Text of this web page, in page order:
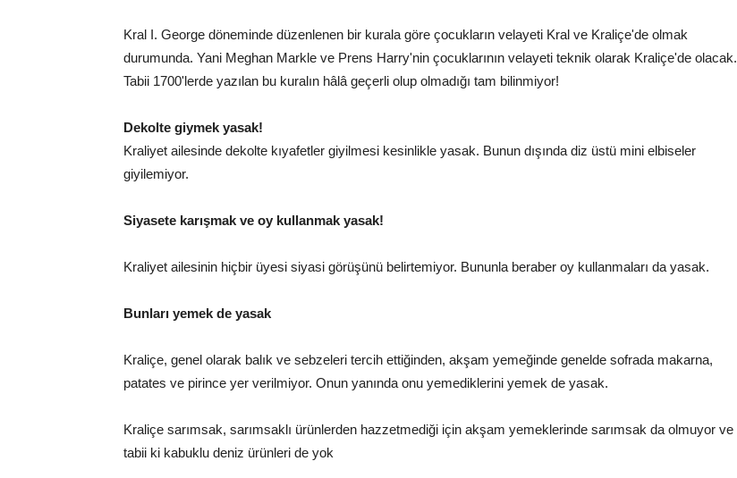
Kral I. George döneminde düzenlenen bir kurala göre çocukların velayeti Kral ve Kraliçe'de olmak
durumunda. Yani Meghan Markle ve Prens Harry'nin çocuklarının velayeti teknik olarak Kraliçe'de olacak.
Tabii 1700'lerde yazılan bu kuralın hâlâ geçerli olup olmadığı tam bilinmiyor!
Dekolte giymek yasak!
Kraliyet ailesinde dekolte kıyafetler giyilmesi kesinlikle yasak. Bunun dışında diz üstü mini elbiseler
giyilemiyor.
Siyasete karışmak ve oy kullanmak yasak!
Kraliyet ailesinin hiçbir üyesi siyasi görüşünü belirtemiyor. Bununla beraber oy kullanmaları da yasak.
Bunları yemek de yasak
Kraliçe, genel olarak balık ve sebzeleri tercih ettiğinden, akşam yemeğinde genelde sofrada makarna,
patates ve pirince yer verilmiyor. Onun yanında onu yemediklerini yemek de yasak.
Kraliçe sarımsak, sarımsaklı ürünlerden hazzetmediği için akşam yemeklerinde sarımsak da olmuyor ve
tabii ki kabuklu deniz ürünleri de yok